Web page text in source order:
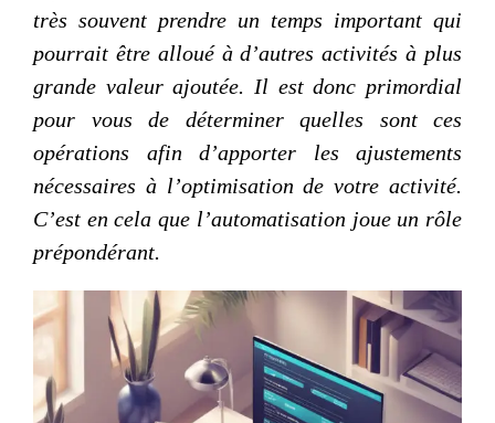
très souvent prendre un temps important qui
pourrait être alloué à d’autres activités à plus
grande valeur ajoutée. Il est donc primordial
pour vous de déterminer quelles sont ces
opérations afin d’apporter les ajustements
nécessaires à l’optimisation de votre activité.
C’est en cela que l’automatisation joue un rôle
prépondérant.